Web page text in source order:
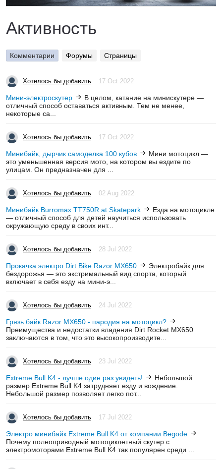
Активность
Комментарии Форумы Страницы
Хотелось бы добавить 17 Oct 2022
Мини-электроскутер
В целом, катание на минискутере —
отличный способ оставаться активным. Тем не менее,
некоторые са...
Хотелось бы добавить 17 Oct 2022
Минибайк, дырчик самоделка 100 кубов
Мини мотоцикл —
это уменьшенная версия мото, на котором вы ездите по
улицам. Он предназначен для ...
Хотелось бы добавить 02 Aug 2022
Минибайк Burromax TT750R at Skatepark
Езда на мотоцикле
— отличный способ для детей научиться использовать
окружающую среду в своих инт...
Хотелось бы добавить 28 Jul 2022
Прокачка электро Dirt Bike Razor MX650
Электробайк для
бездорожья — это экстримальный вид спорта, который
включает в себя езду на мини-э...
Хотелось бы добавить 24 Jul 2022
Грязь байк Razor MX650 - пародия на мотоцикл?
Преимущества и недостатки владения Dirt Rocket MX650
заключаются в том, что это высокопроизводите...
Хотелось бы добавить 23 Jul 2022
Extreme Bull K4 - лучше один раз увидеть!
Небольшой
размер Extreme Bull K4 затрудняет езду и вождение.
Небольшой размер позволяет легко пот...
Хотелось бы добавить 17 Jul 2022
Электро минибайк Extreme Bull K4 от компании Begode
Почему полноприводный мотоциклетный скутер с
электромоторами Extreme Bull K4 так популярен среди ...